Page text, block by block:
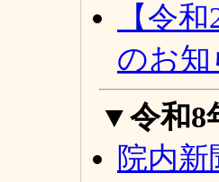
【令
のお知
▼令和8
院内